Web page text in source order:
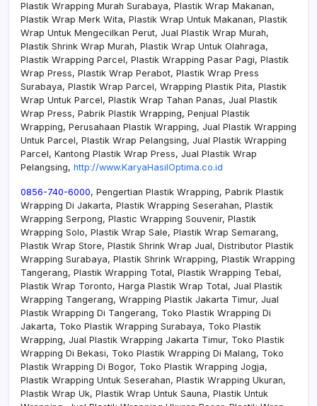
Plastik Wrapping Murah Surabaya, Plastik Wrap Makanan,
Plastik Wrap Merk Wita, Plastik Wrap Untuk Makanan, Plastik
Wrap Untuk Mengecilkan Perut, Jual Plastik Wrap Murah,
Plastik Shrink Wrap Murah, Plastik Wrap Untuk Olahraga,
Plastik Wrapping Parcel, Plastik Wrapping Pasar Pagi, Plastik
Wrap Press, Plastik Wrap Perabot, Plastik Wrap Press
Surabaya, Plastik Wrap Parcel, Wrapping Plastik Pita, Plastik
Wrap Untuk Parcel, Plastik Wrap Tahan Panas, Jual Plastik
Wrap Press, Pabrik Plastik Wrapping, Penjual Plastik
Wrapping, Perusahaan Plastik Wrapping, Jual Plastik Wrapping
Untuk Parcel, Plastik Wrap Pelangsing, Jual Plastik Wrapping
Parcel, Kantong Plastik Wrap Press, Jual Plastik Wrap
Pelangsing, http://www.KaryaHasilOptima.co.id
0856-740-6000, Pengertian Plastik Wrapping, Pabrik Plastik
Wrapping Di Jakarta, Plastik Wrapping Seserahan, Plastik
Wrapping Serpong, Plastic Wrapping Souvenir, Plastik
Wrapping Solo, Plastik Wrap Sale, Plastik Wrap Semarang,
Plastik Wrap Store, Plastik Shrink Wrap Jual, Distributor Plastik
Wrapping Surabaya, Plastik Shrink Wrapping, Plastik Wrapping
Tangerang, Plastik Wrapping Total, Plastik Wrapping Tebal,
Plastik Wrap Toronto, Harga Plastik Wrap Total, Jual Plastik
Wrapping Tangerang, Wrapping Plastik Jakarta Timur, Jual
Plastik Wrapping Di Tangerang, Toko Plastik Wrapping Di
Jakarta, Toko Plastik Wrapping Surabaya, Toko Plastik
Wrapping, Jual Plastik Wrapping Jakarta Timur, Toko Plastik
Wrapping Di Bekasi, Toko Plastik Wrapping Di Malang, Toko
Plastik Wrapping Di Bogor, Toko Plastik Wrapping Jogja,
Plastik Wrapping Untuk Seserahan, Plastik Wrapping Ukuran,
Plastik Wrap Uk, Plastik Wrap Untuk Sauna, Plastik Untuk